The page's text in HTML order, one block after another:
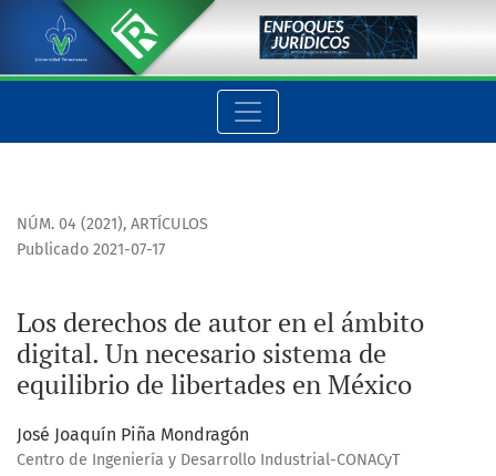
Los derechos de autor en el ámbito digital. Un necesario
NÚM. 04 (2021), ARTÍCULOS
Los derechos de autor en el ámbito
digital. Un necesario sistema de
equilibrio de libertades en México
Publicado 2021-07-17
José Joaquín Piña Mondragón
Centro de Ingeniería y Desarrollo Industrial-CONACyT